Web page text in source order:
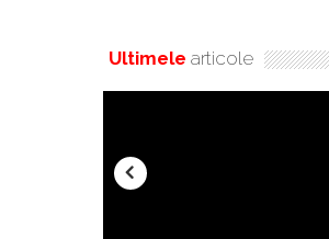
Ultimele articole